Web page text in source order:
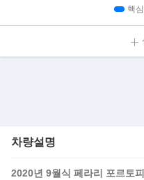
핵
차량설명
2020년 9월식 페라리 포르토